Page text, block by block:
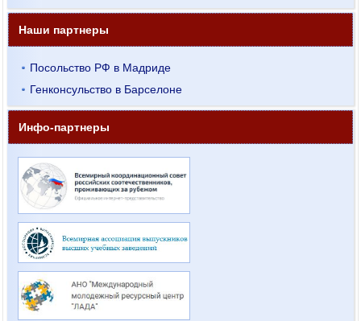
Наши партнеры
Посольство РФ в Мадриде
Генконсульство в Барселоне
Инфо-партнеры